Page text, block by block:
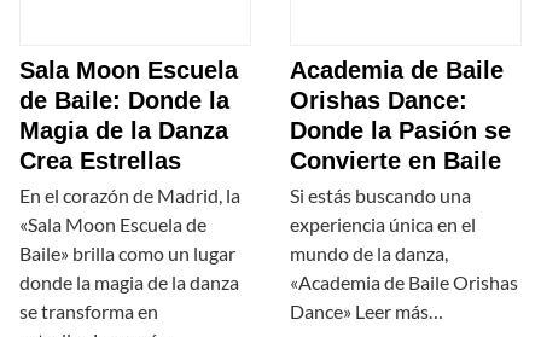
Sala Moon Escuela
de Baile: Donde la
Magia de la Danza
Crea Estrellas
En el corazón de Madrid, la
«Sala Moon Escuela de
Baile» brilla como un lugar
donde la magia de la danza
se transforma en
Academia de Baile
Orishas Dance:
Donde la Pasión se
Convierte en Baile
Si estás buscando una
experiencia única en el
mundo de la danza,
«Academia de Baile Orishas
Dance» Leer más…